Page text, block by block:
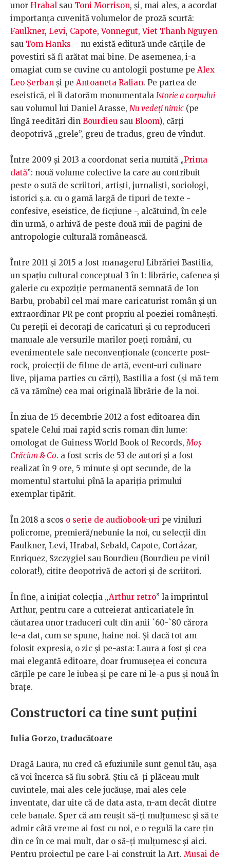
unor Hrabal sau Toni Morrison, și, mai ales, a acordat
importanța cuvenită volumelor de proză scurtă:
Faulkner, Levi, Capote,Vonnegut,Viet Thanh Nguyen
sau Tom Hanks – nu există editură unde cărțile de
povestiri să fi arătat mai bine. De asemenea, i-a
omagiat cum se cuvine cu antologii postume pe Alex
Leo Șerban și pe Antoaneta Ralian. Pe partea de
eseistică, ei îi datorăm monumentala Istorie a corpului
sau volumul lui Daniel Arasse, Nu vedeți nimic (pe
lîngă reeditări din Bourdieu sau Bloom), cărți
deopotrivă „grele”, greu de tradus, greu de vîndut.
Între 2009 și 2013 a coordonat seria numită „Prima
dată”: nouă volume colective la care au contribuit
peste o sută de scriitori, artiști, jurnaliști, sociologi,
istorici ș.a. cu o gamă largă de tipuri de texte -
confesive, eseistice, de ficțiune -, alcătuind, în cele
din urmă, o arhivă de peste două mii de pagini de
antropologie culturală românească.
Între 2011 și 2015 a fost managerul Librăriei Bastilia,
un spațiu cultural conceptual 3 în 1: librărie, cafenea şi
galerie cu expoziţie permanentă semnată de Ion
Barbu, probabil cel mai mare caricaturist român şi un
extraordinar PR pe cont propriu al poeziei româneşti.
Cu pereții ei decorați de caricaturi și cu reproduceri
manuale ale versurile marilor poeți români, cu
evenimentele sale neconvenționale (concerte post-
rock, proiecții de filme de artă, event-uri culinare
live, pijama parties cu cărți), Bastilia a fost (și mă tem
că va rămîne) cea mai originală librărie de la noi.
În ziua de 15 decembrie 2012 a fost editoarea din
spatele Celui mai rapid scris roman din lume:
omologat de Guiness World Book of Records,Moş
Crăciun & Co. a fost scris de 53 de autori şi a fost
realizat în 9 ore, 5 minute şi opt secunde, de la
momentul startului pînă la apariţia primului
exemplar tipărit.
În 2018 a scos o serie de audiobook-uri pe viniluri
policrome, premieră/nebunie la noi, cu selecții din
Faulkner, Levi, Hrabal, Sebald, Capote, Cortázar,
Enriquez, Szczygiel sau Bourdieu (Bourdieu pe vinil
colorat!), citite deopotrivă de actori și de scriitori.
În fine, a inițiat colecția „Arthur retro” la imprintul
Arthur, pentru care a cutreierat anticariatele în
căutarea unor traduceri cult din anii `60-`80 cărora
le-a dat, cum se spune, haine noi. Și dacă tot am
folosit expresia, o zic și pe-asta: Laura a fost și cea
mai elegantă editoare, doar frumusețea ei concura
cărțile pe care le iubea și pe care ni le-a pus și nouă în
brațe.
Constructori ca tine sunt puțini
Iulia Gorzo, traducătoare
Dragă Laura, nu cred că efuziunile sunt genul tău, așa
că voi încerca să fiu sobră. Știu că-ți plăceau mult
cuvintele, mai ales cele jucăușe, mai ales cele
inventate, dar uite că de data asta, n-am decât dintre
cele banale. Sper că am reușit să-ți mulțumesc și să te
admir câtă vreme ai fost cu noi, e o regulă la care țin
din ce în ce mai mult, dar o să-ți mulțumesc și aici.
Pentru proiectul pe care l-ai construit la Art. Musai de